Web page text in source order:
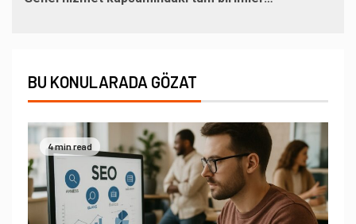
BU KONULARADA GÖZAT
4 min read